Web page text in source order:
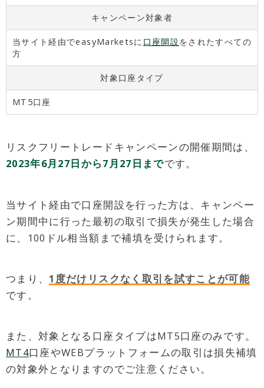
キャンペーン対象者
当サイト経由でeasyMarketsに 口座開設をされたすべての
方
対象口座タイプ
MT5口座
リスクフリートレードキャンペーンの開催期間は、
2023年6月27日から7月27日までです。
当サイト経由で口座開設を行った方は、キャンペー
ン期間中に行った最初の取引で損失が発生した場合
に、100ドル相当額まで補填を受けられます。
つまり、 1度だけリスクなく取引を試すことが可能
です。
また、対象となる口座タイプはMT5口座のみです。
MT4口座やWEBプラットフォームの取引は損失補填
の対象外となりますのでご注意ください。